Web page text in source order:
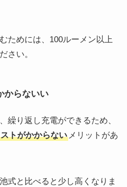
ためには、100ルーメン以上
さい。
からないい
繰り返し充電ができるため、
トがかからないメリットがあ
式と比べると少し高くなりま